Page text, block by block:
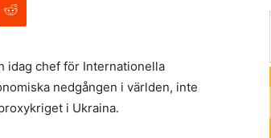
idag chef för Internationella
nedgången i världen, inte
i Ukraina.